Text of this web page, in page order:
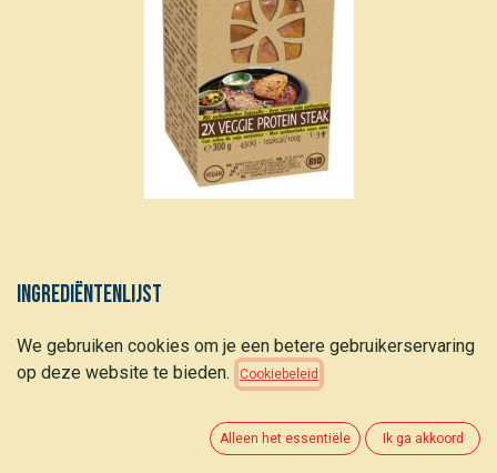
Ingrediëntenlijst
sojavezels*, shoyu* (water, sojabonen*, tarwe*, zout),
zeezout, kruiden* en specerijen*), sojasaus* (17%) (water,
specerijen*). *van biologische teelt
We gebruiken cookies om je een betere gebruikerservaring
op deze website te bieden.
Cookiebeleid
Alleen het essentiële Ik ga akkoord